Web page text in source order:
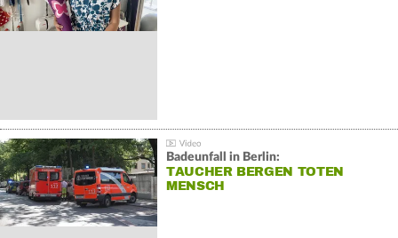
Badeunfall in Berlin:
TAUCHER BERGEN TOTEN
MENSCH